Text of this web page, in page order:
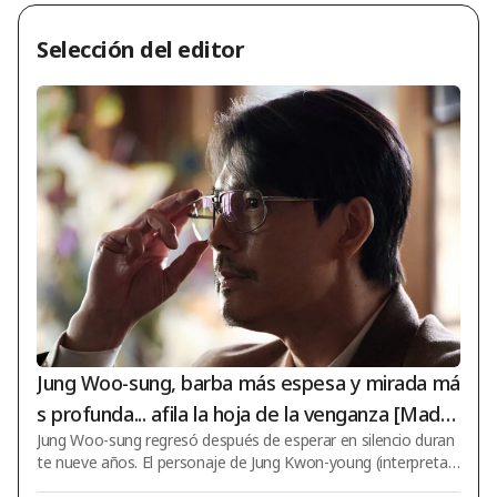
Selección del editor
Jung Woo-sung, barba más espesa y mirada má
s profunda... afila la hoja de la venganza [Made
in Korea Temporada 2]
Jung Woo-sung regresó después de esperar en silencio duran
te nueve años. El personaje de Jung Kwon-young (interpretad